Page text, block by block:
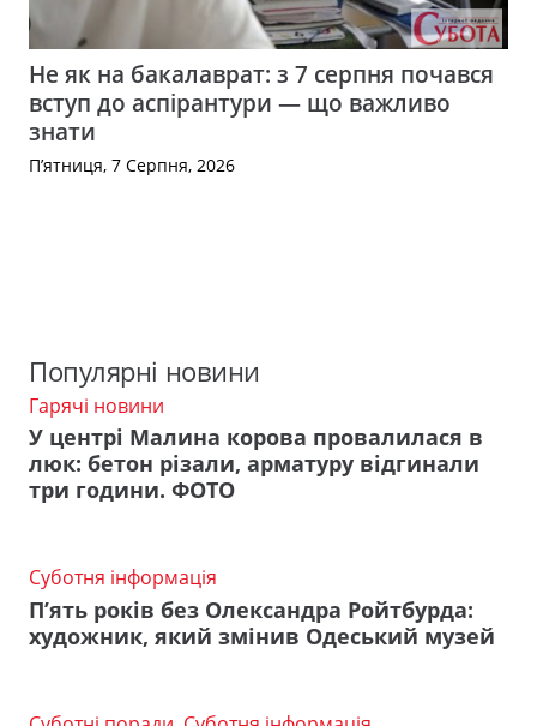
Не як на бакалаврат: з 7 серпня почався
вступ до аспірантури — що важливо
знати
П’ятниця, 7 Серпня, 2026
Популярні новини
Гарячі новини
У центрі Малина корова провалилася в
люк: бетон різали, арматуру відгинали
три години. ФОТО
Суботня інформація
П’ять років без Олександра Ройтбурда:
художник, який змінив Одеський музей